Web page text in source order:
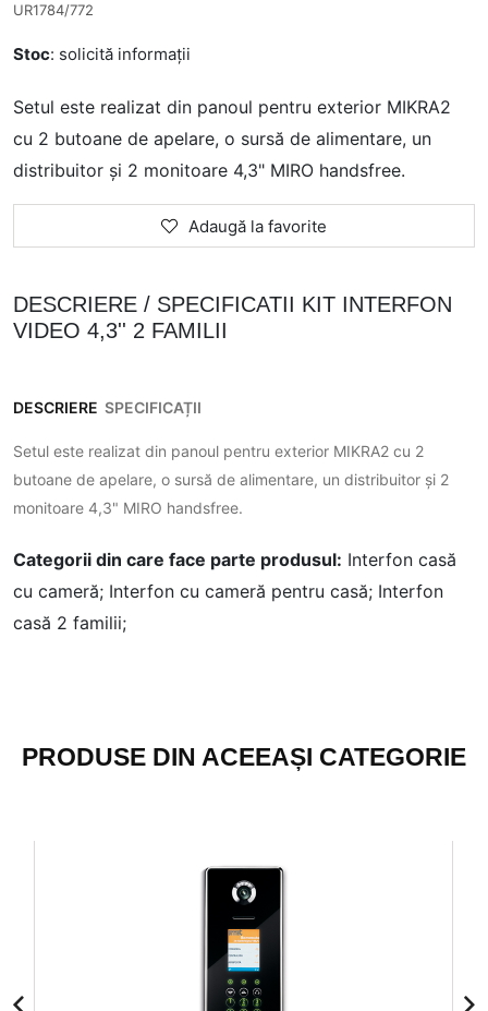
UR1784/772
Stoc: solicită informații
Setul este realizat din panoul pentru exterior MIKRA2
cu 2 butoane de apelare, o sursă de alimentare, un
distribuitor și 2 monitoare 4,3" MIRO handsfree.
Adaugă la favorite
DESCRIERE / SPECIFICATII KIT INTERFON
VIDEO 4,3'' 2 FAMILII
DESCRIERE SPECIFICAȚII
Setul este realizat din panoul pentru exterior MIKRA2 cu 2
butoane de apelare, o sursă de alimentare, un distribuitor și 2
monitoare 4,3" MIRO handsfree.
Categorii din care face parte produsul: Interfon casă
cu cameră; Interfon cu cameră pentru casă; Interfon
casă 2 familii;
PRODUSE DIN ACEEAȘI CATEGORIE